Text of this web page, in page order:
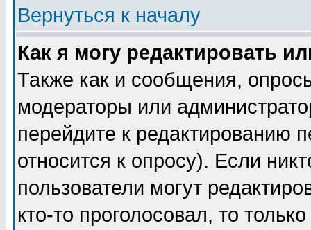
Вернуться к началу
Как я могу редактировать
Также как и сообщения,
модераторы или
перейдите к редактированию
относится к опросу). Если
пользователи могут
кто-то проголосовал, то